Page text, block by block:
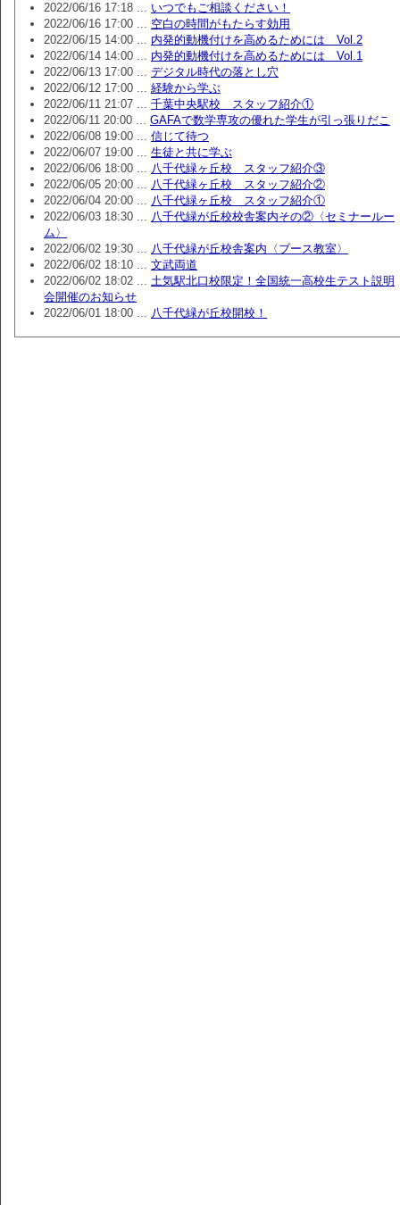
2022/06/16 17:18 ... いつでもご相談ください！
2022/06/16 17:00 ... 空白の時間がもたらす効用
2022/06/15 14:00 ... 内発的動機付けを高めるためには Vol.2
2022/06/14 14:00 ... 内発的動機付けを高めるためには Vol.1
2022/06/13 17:00 ... デジタル時代の落とし穴
2022/06/12 17:00 ... 経験から学ぶ
2022/06/11 21:07 ... 千葉中央駅校 スタッフ紹介①
2022/06/11 20:00 ... GAFAで数学専攻の優れた学生が引っ張りだこ
2022/06/08 19:00 ... 信じて待つ
2022/06/07 19:00 ... 生徒と共に学ぶ
2022/06/06 18:00 ... 八千代緑ヶ丘校 スタッフ紹介③
2022/06/05 20:00 ... 八千代緑ヶ丘校 スタッフ紹介②
2022/06/04 20:00 ... 八千代緑ヶ丘校 スタッフ紹介①
2022/06/03 18:30 ... 八千代緑が丘校校舎案内その②〈セミナールー
ム〉
2022/06/02 19:30 ... 八千代緑が丘校舎案内〈ブース教室〉
2022/06/02 18:10 ... 文武両道
2022/06/02 18:02 ... 土気駅北口校限定！全国統一高校生テスト説明
会開催のお知らせ
2022/06/01 18:00 ... 八千代緑が丘校開校！